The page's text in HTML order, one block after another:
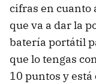
cifras en cuanto
que va a dar la
batería portátil
que lo tengas
10 puntos y